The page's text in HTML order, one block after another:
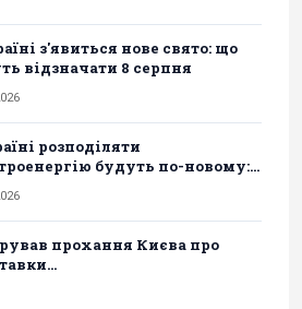
з'явиться нове свято: що
відзначати 8 серпня
розподіляти
будуть по-новому:...
прохання Києва про